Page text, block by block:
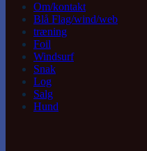
Om/kontakt
Blå Flag/wind/web
træning
Foil
Windsurf
Snak
Log
Salg
Hund